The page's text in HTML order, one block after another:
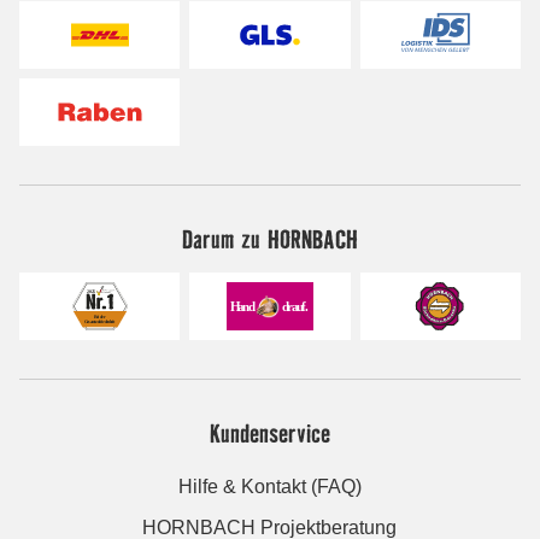
Darum zu HORNBACH
Kundenservice
Hilfe & Kontakt (FAQ)
HORNBACH Projektberatung